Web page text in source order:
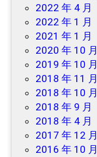
2022 年 4 月
2022 年 1 月
2021 年 1 月
2020 年 10 月
2019 年 10 月
2018 年 11 月
2018 年 10 月
2018 年 9 月
2018 年 4 月
2017 年 12 月
2016 年 10 月